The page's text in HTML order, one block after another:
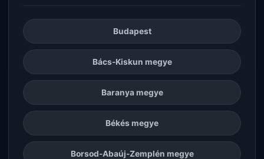
Budapest
Bács-Kiskun megye
Baranya megye
Békés megye
Borsod-Abaúj-Zemplén megye